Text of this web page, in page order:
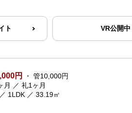
ト VR公開中
円
・ 管10,000円
月 ／ 礼1ヶ月
1LDK ／ 33.19㎡